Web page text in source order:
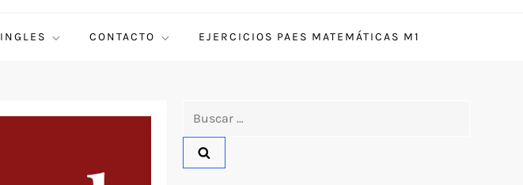
INGLES CONTACTO EJERCICIOS PAES MATEMÁTICAS M1